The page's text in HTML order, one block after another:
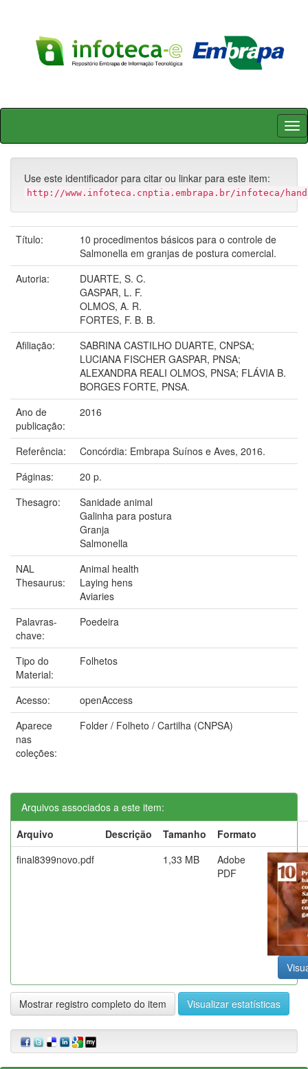
Skip
Use este identificador para citar ou linkar para este item:
http://www.infoteca.cnptia.embrapa.br/infoteca/
Título:
10 procedimentos básicos para o controle de
Salmonella em granjas de postura comercial.
Autoria:
DUARTE, S. C.
GASPAR, L. F.
OLMOS, A. R.
FORTES, F. B. B.
Afiliação:
SABRINA CASTILHO DUARTE, CNPSA;
LUCIANA FISCHER GASPAR, PNSA;
ALEXANDRA REALI OLMOS, PNSA; FLÁVIA B.
BORGES FORTE, PNSA.
Ano de
publicação:
2016
Referência:
Concórdia: Embrapa Suínos e Aves, 2016.
Páginas:
20 p.
Thesagro:
Sanidade animal
Galinha para postura
Granja
Salmonella
NAL
Thesaurus:
Animal health
Laying hens
Aviaries
Palavras-
chave:
Poedeira
Tipo do
Material:
Folhetos
Acesso:
openAccess
Aparece
nas
coleções:
Folder / Folheto / Cartilha (CNPSA)
Arquivos associados a este item:
Arquivo
Descrição Tamanho
Formato
final8399novo.pdf
1,33 MB
Adobe
PDF
Mostrar registro completo do item Visualizar estatísticas